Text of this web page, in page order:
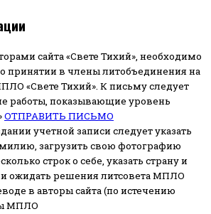
сайта «Свете Тихий», необходимо
принятии в члены литобъединения на
«Свете Тихий». К письму следует
работы, показывающие уровень
ОТПРАВИТЬ ПИСЬМО
учетной записи следует указать
загрузить свою фотографию
строк о себе, указать страну и
ожидать решения литсовета МПЛО
в авторы сайта (по истечению
МПЛО